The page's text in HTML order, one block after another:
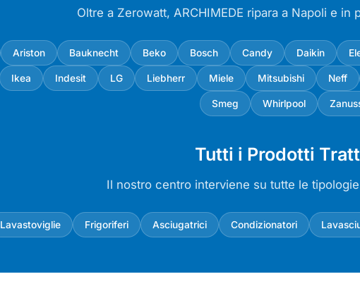
Oltre a Zerowatt, ARCHIMEDE ripara a Napoli e in
Ariston Bauknecht Beko Bosch Candy Daikin
Ikea Indesit LG Liebherr Miele Mitsubishi Neff
Smeg Whirlpool
Tutti i Prodotti
Il nostro centro interviene su tutte le
Lavastoviglie Frigoriferi Asciugatrici Condizionatori